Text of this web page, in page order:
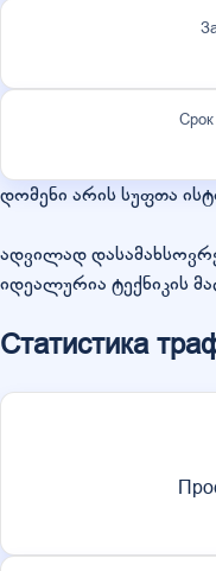
დომენი არის სუფთა
ადვილად
იდეალურია ტექნიკის
Статистика